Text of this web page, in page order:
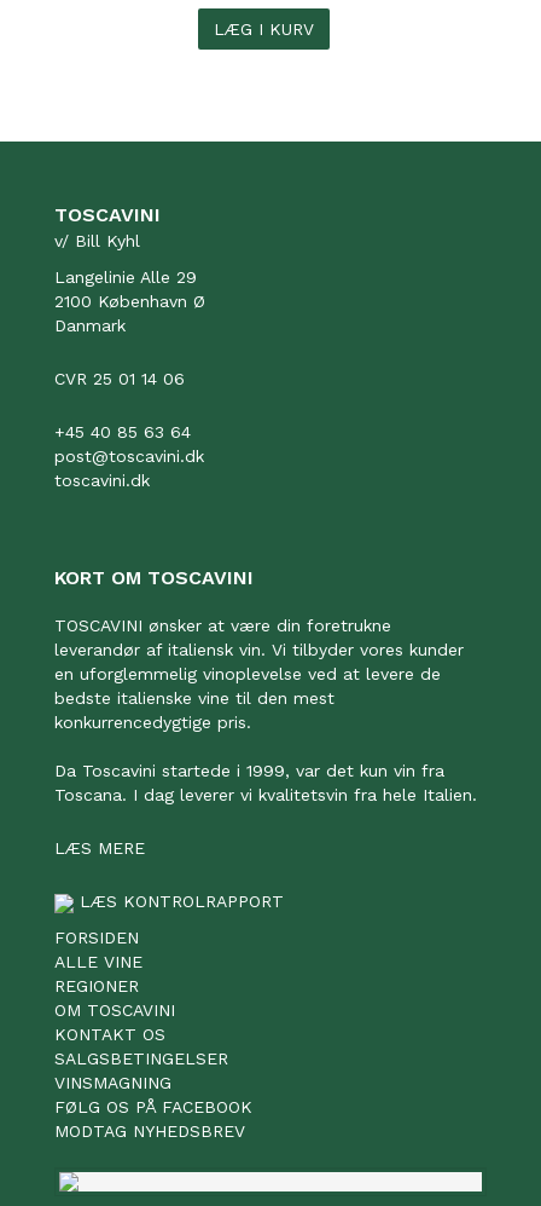
LÆG I KURV
TOSCAVINI
v/ Bill Kyhl
Langelinie Alle 29
2100 København Ø
Danmark
CVR 25 01 14 06
+45 40 85 63 64
post@toscavini.dk
toscavini.dk
KORT OM TOSCAVINI
TOSCAVINI ønsker at være din foretrukne
leverandør af italiensk vin. Vi tilbyder vores kunder
en uforglemmelig vinoplevelse ved at levere de
bedste italienske vine til den mest
konkurrencedygtige pris.
Da Toscavini startede i 1999, var det kun vin fra
Toscana. I dag leverer vi kvalitetsvin fra hele Italien.
LÆS MERE
LÆS KONTROLRAPPORT
FORSIDEN
ALLE VINE
REGIONER
OM TOSCAVINI
KONTAKT OS
SALGSBETINGELSER
VINSMAGNING
FØLG OS PÅ FACEBOOK
MODTAG NYHEDSBREV